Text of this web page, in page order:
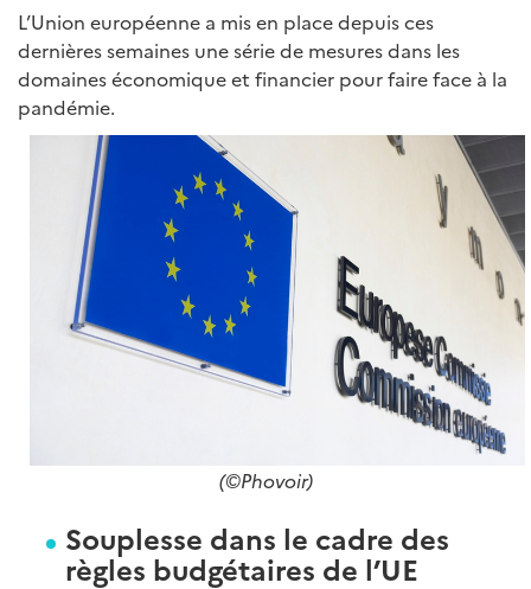
L’Union européenne a mis en place depuis ces
dernières semaines une série de mesures dans les
domaines économique et financier pour faire face à la
pandémie.
(©Phovoir)
Souplesse dans le cadre des
règles budgétaires de l’UE